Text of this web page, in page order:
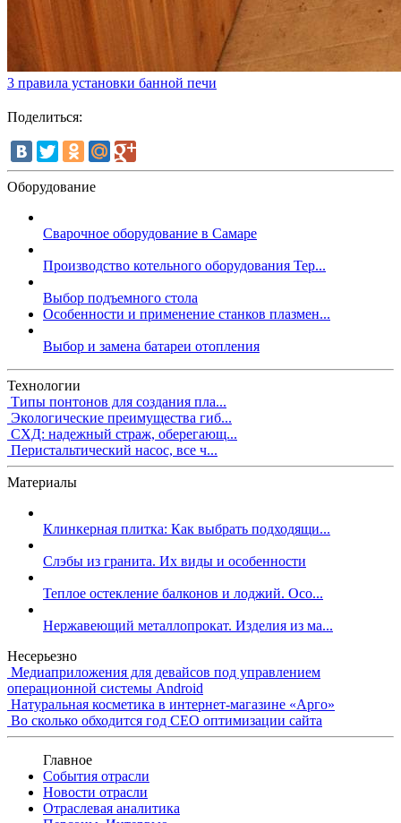
3 правила установки банной печи
Поделиться:
Оборудование
Сварочное оборудование в Самаре
Производство котельного оборудования Тер...
Выбор подъемного стола
Особенности и применение станков плазмен...
Выбор и замена батареи отопления
Технологии
Типы понтонов для создания пла...
Экологические преимущества гиб...
СХД: надежный страж, оберегающ...
Перистальтический насос, все ч...
Материалы
Клинкерная плитка: Как выбрать подходящи...
Слэбы из гранита. Их виды и особенности
Теплое остекление балконов и лоджий. Осо...
Нержавеющий металлопрокат. Изделия из ма...
Несерьезно
Медиаприложения для девайсов под управлением
операционной системы Android
Натуральная косметика в интернет-магазине «Арго»
Во сколько обходится год СЕО оптимизации сайта
Главное
События отрасли
Новости отрасли
Отраслевая аналитика